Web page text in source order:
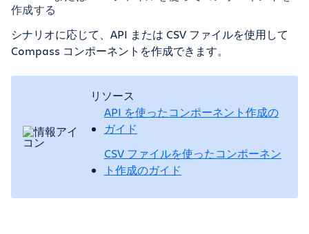
作成する
シナリオに応じて、API または CSV ファイルを使用して
Compass コンポーネントを作成できます。
リソース
API を使ったコンポーネント作成の
ガイド
CSV ファイルを使ったコンポーネン
ト作成のガイド